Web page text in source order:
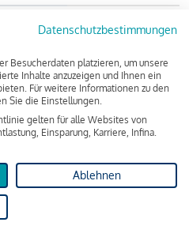
INFINA Credit
Broker GmbH
um die Wohnung zu kaufen.
einige Gebühren an (z. B. die
sodass die Bank den
Datenschutzbestimmungen
Besucherdaten platzieren, um unsere
Inhalte anzuzeigen und Ihnen ein
Für weitere Informationen zu den
Sie die Einstellungen.
gelten für alle Websites von
Einsparung, Karriere, Infina.
Ablehnen